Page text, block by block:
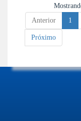
Anterior
1
Próximo